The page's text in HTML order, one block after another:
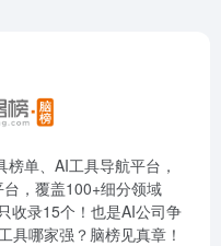
单、AI工具导航平台，
，覆盖100+细分领域
收录15个！也是AI公司争
具哪家强？脑榜见真章！